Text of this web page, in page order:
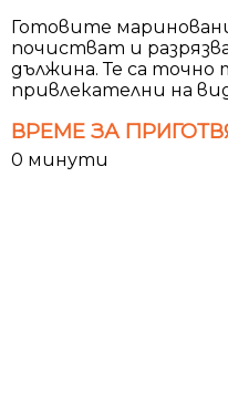
Готовите
почистват и
дължина. Те са точно
привлекателни на
ВРЕМЕ ЗА
0 минути